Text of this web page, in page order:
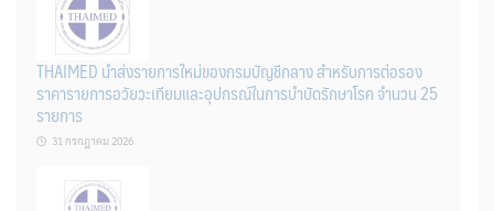
THAIMED นำส่งรายการใหม่ของกรมบัญชีกลาง สำหรับการต่อรอง
ราคารายการอวัยวะเทียมและอุปกรณ์ในการบำบัดรักษาโรค จำนวน 25
รายการ
31 กรกฎาคม 2026